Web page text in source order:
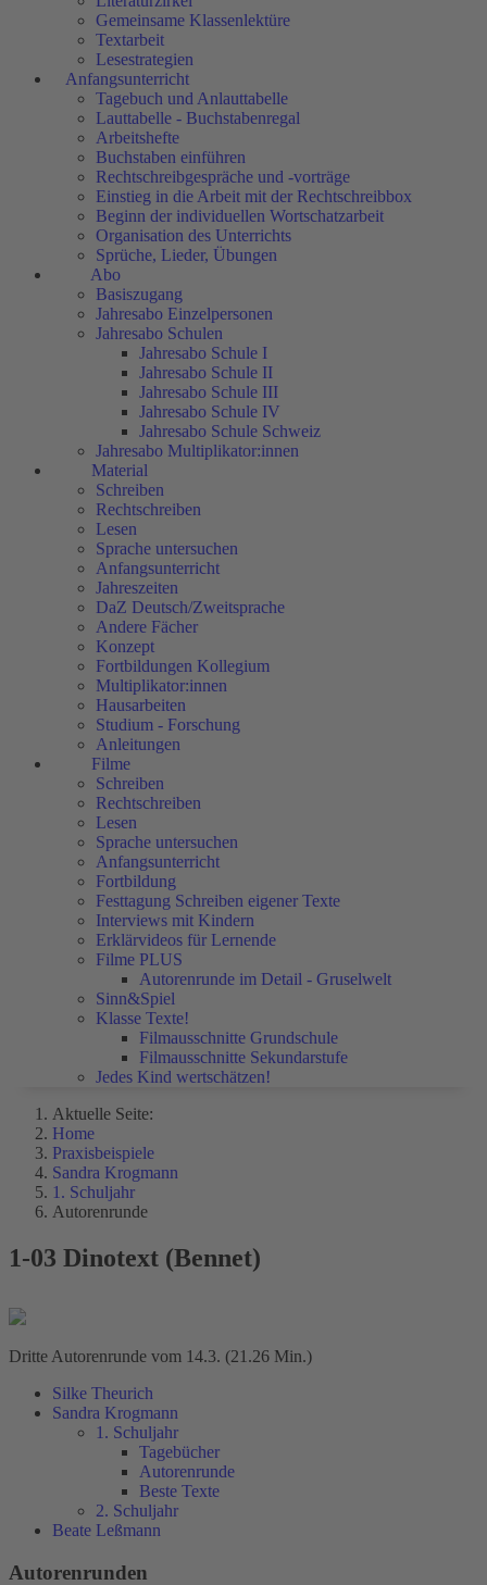
Gemeinsame Klassenlektüre
Textarbeit
Lesestrategien
Anfangsunterricht
Tagebuch und Anlauttabelle
Lauttabelle - Buchstabenregal
Arbeitshefte
Buchstaben einführen
Rechtschreibgespräche und -vorträge
Einstieg in die Arbeit mit der Rechtschreibbox
Beginn der individuellen Wortschatzarbeit
Organisation des Unterrichts
Sprüche, Lieder, Übungen
Abo
Basiszugang
Jahresabo Einzelpersonen
Jahresabo Schulen
Jahresabo Schule I
Jahresabo Schule II
Jahresabo Schule III
Jahresabo Schule IV
Jahresabo Schule Schweiz
Jahresabo Multiplikator:innen
Material
Schreiben
Rechtschreiben
Lesen
Sprache untersuchen
Anfangsunterricht
Jahreszeiten
DaZ Deutsch/Zweitsprache
Andere Fächer
Konzept
Fortbildungen Kollegium
Multiplikator:innen
Hausarbeiten
Studium - Forschung
Anleitungen
Filme
Schreiben
Rechtschreiben
Lesen
Sprache untersuchen
Anfangsunterricht
Fortbildung
Festtagung Schreiben eigener Texte
Interviews mit Kindern
Erklärvideos für Lernende
Filme PLUS
Autorenrunde im Detail - Gruselwelt
Sinn&Spiel
Klasse Texte!
Filmausschnitte Grundschule
Filmausschnitte Sekundarstufe
Jedes Kind wertschätzen!
Aktuelle Seite:
Home
Praxisbeispiele
Sandra Krogmann
1. Schuljahr
Autorenrunde
1-03 Dinotext (Bennet)
Dritte Autorenrunde vom 14.3. (21.26 Min.)
Silke Theurich
Sandra Krogmann
1. Schuljahr
Tagebücher
Autorenrunde
Beste Texte
2. Schuljahr
Beate Leßmann
Autorenrunden